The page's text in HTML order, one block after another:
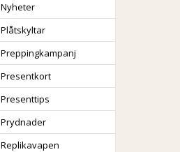
Nyheter
Plåtskyltar
Preppingkampanj
Presentkort
Presenttips
Prydnader
Replikavapen